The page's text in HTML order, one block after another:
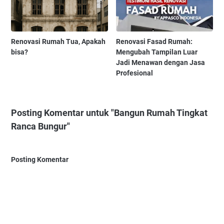
Renovasi Rumah Tua, Apakah
bisa?
Renovasi Fasad Rumah:
Mengubah Tampilan Luar
Jadi Menawan dengan Jasa
Profesional
Posting Komentar untuk "Bangun Rumah Tingkat
Ranca Bungur"
Posting Komentar